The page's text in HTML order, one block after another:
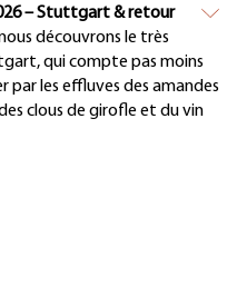
– Stuttgart & retour
découvrons le très
qui compte pas moins
par les effluves des amandes
clous de girofle et du vin